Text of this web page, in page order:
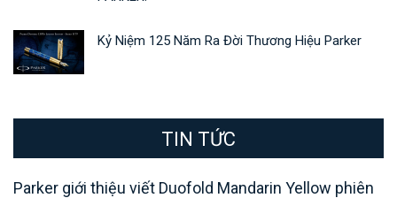
Kỷ Niệm 125 Năm Ra Đời Thương Hiệu Parker
TIN TỨC
Parker giới thiệu viết Duofold Mandarin Yellow phiên